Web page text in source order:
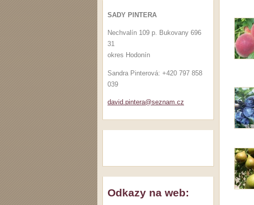
SADY PINTERA
Nechvalín 109 p. Bukovany 696
31
okres Hodonín
Sandra Pinterová: +420 797 858
039
david.pintera@seznam.cz
Odkazy na web: